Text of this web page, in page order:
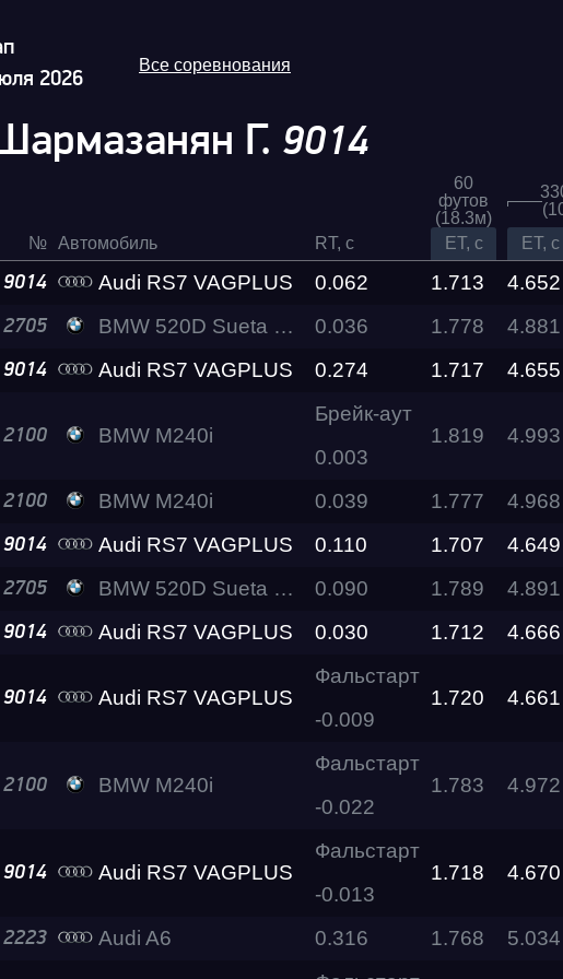
Гонка
RDRC Юг 5 этап
Test & Tune Super PRO
Test & Tune PRO
RDRC Сибирь 4 этап
2026
Все соревнования
Г. 9014
60
футов
(18.3м)
№ Автомобиль RT, c ET, c ET, c
9014 Audi RS7 VAGPLUS 0.062 1.713 4.652
2705 BMW 520D Sueta Performance 0.036 1.778 4.881
9014 Audi RS7 VAGPLUS 0.274 1.717 4.655
2100 BMW M240i
Брейк-аут
0.003
1.819 4.993
2100 BMW M240i 0.039 1.777 4.968
9014 Audi RS7 VAGPLUS 0.110 1.707 4.649
2705 BMW 520D Sueta Performance 0.090 1.789 4.891
9014 Audi RS7 VAGPLUS 0.030 1.712 4.666
9014 Audi RS7 VAGPLUS
Фальстарт
-0.009
1.720 4.661
2100 BMW M240i
Фальстарт
-0.022
1.783 4.972
9014 Audi RS7 VAGPLUS
Фальстарт
-0.013
1.718 4.670
2223 Audi A6 0.316 1.768 5.034